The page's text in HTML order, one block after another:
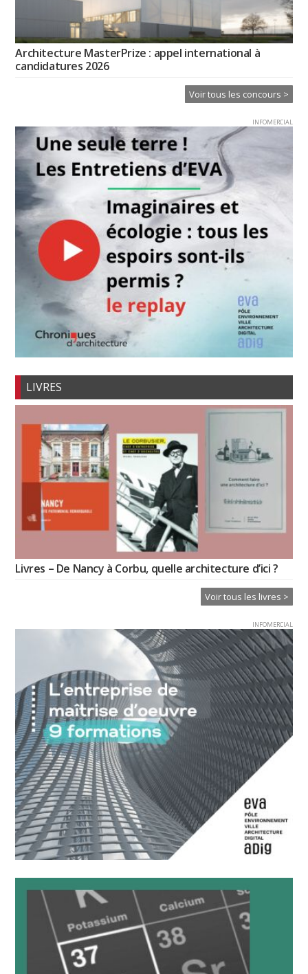
Architecture MasterPrize : appel international à
candidatures 2026
Voir tous les concours >
INFOMERCIAL
LIVRES
Livres – De Nancy à Corbu, quelle architecture d’ici ?
Voir tous les livres >
INFOMERCIAL